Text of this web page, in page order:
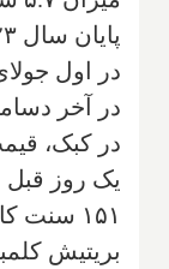
در اول
در آخر
۱۵۱